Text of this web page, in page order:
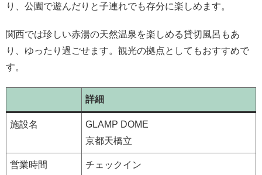
り、公園で遊んだりと子連れでも存分に楽しめます。
関西では珍しい赤湯の天然温泉を楽しめる貸切風呂もあ
り、ゆったり過ごせます。観光の拠点としてもおすすめで
す。
詳細
施設名
GLAMP DOME
京都天橋立
営業時間
チェックイン